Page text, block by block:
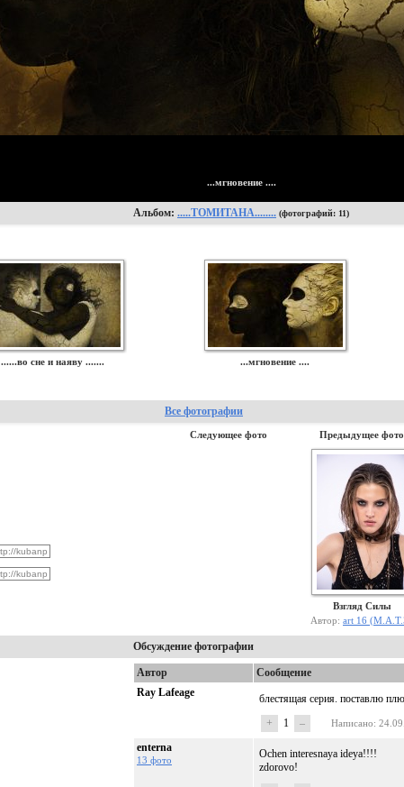
...мгновение ....
Альбом: .....ТОМИТАНА........ (фотографий: 11)
......во сне и наяву ....... ...мгновение ....
Все фотографии
Следующее фото Предыдущее фото
Взгляд Силы
Автор: art 16
Обсуждение фотографии
Автор
Сообщение
Ray Lafeage
блестящая серия. поставлю
+
1 – Написано:
enterna
13 фото
Ochen interesnaya ideya!!!!
zdorovo!